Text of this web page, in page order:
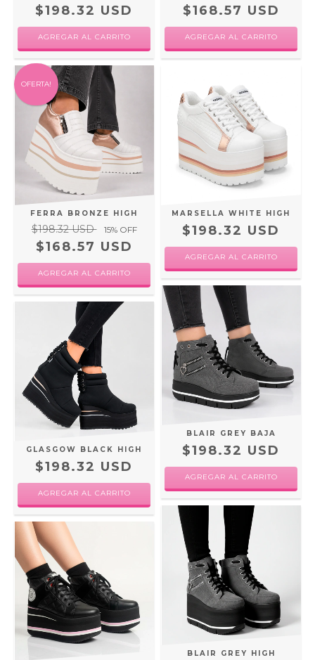
$198.32 USD
AGREGAR AL CARRITO
$168.57 USD
AGREGAR AL CARRITO
OFERTA!
FERRA BRONZE HIGH
$198.32 USD 15% OFF
$168.57 USD
AGREGAR AL CARRITO
MARSELLA WHITE HIGH
$198.32 USD
AGREGAR AL CARRITO
GLASGOW BLACK HIGH
$198.32 USD
AGREGAR AL CARRITO
BLAIR GREY BAJA
$198.32 USD
AGREGAR AL CARRITO
BLAIR GREY HIGH